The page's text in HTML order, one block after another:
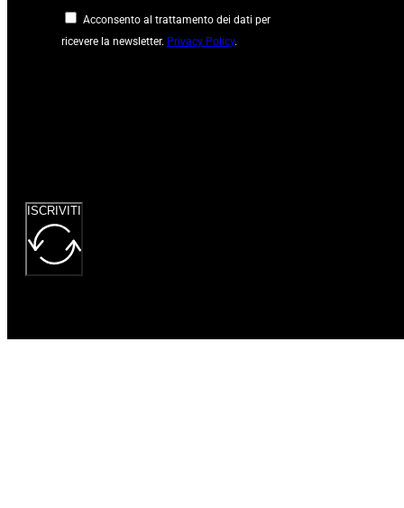
Acconsento al trattamento dei dati per
ricevere la newsletter. Privacy Policy.
ISCRIVITI